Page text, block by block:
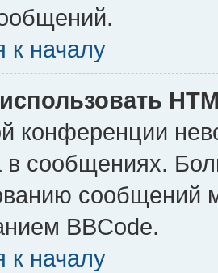
к началу
конференции
в сообщениях.
сообщений
BBCode.
к началу